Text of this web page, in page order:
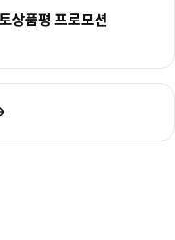
상품평 프로모션